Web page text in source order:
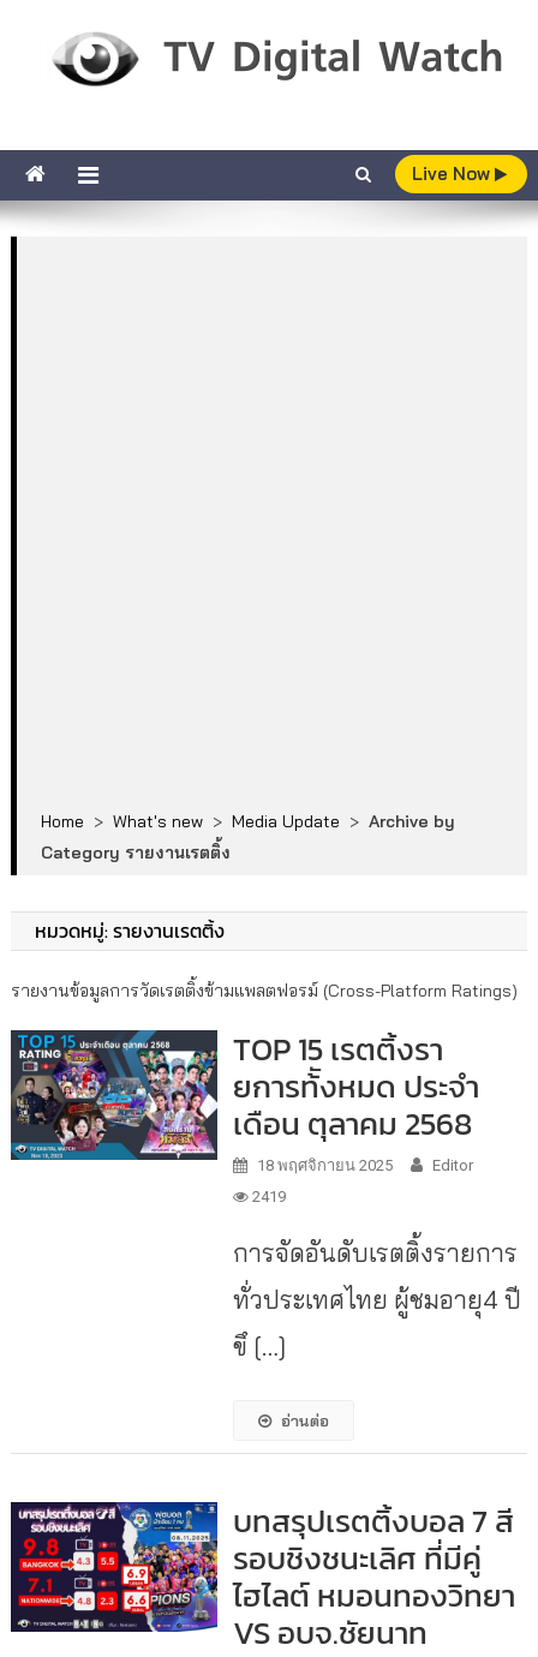
Live Now
Home > What's new > Media Update > Archive by
Category รายงานเรตติ้ง
หมวดหมู่:รายงานเรตติ้ง
รายงานข้อมูลการวัดเรตติ้งข้ามแพลตฟอรม์ (Cross-Platform Ratings)
TOP 15 เรตติ้งรา
ยการท้ังหมด ประจำ
เดือน ตุลาคม 2568
18 พฤศจิกายน 2025
Editor
2419
การจัดอันดับเรตติ้งรายการ
ทั่วประเทศไทย ผู้ชมอายุ4 ปี
ขึ […]
อ่านต่อ
บทสรุปเรตติ้งบอล 7 สี
รอบชิงชนะเลิศ ที่มีคู่
ไฮไลต์ หมอนทองวิทยา
VS อบจ.ชัยนาท